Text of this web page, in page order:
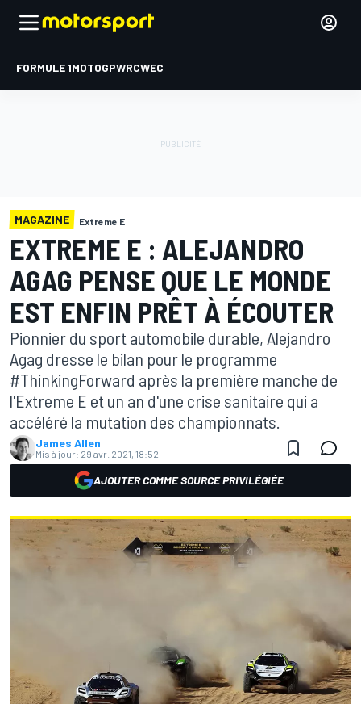
FORMULE 1MOTOGPWRCWEC
MAGAZINE Extreme E
EXTREME E : ALEJANDRO
AGAG PENSE QUE LE MONDE
EST ENFIN PRÊT À ÉCOUTER
Pionnier du sport automobile durable, Alejandro
Agag dresse le bilan pour le programme
#ThinkingForward après la première manche de
l'Extreme E et un an d'une crise sanitaire qui a
accéléré la mutation des championnats.
James Allen
Mis à jour: 29 avr. 2021, 18:52
AJOUTER COMME SOURCE PRIVILÉGIÉE